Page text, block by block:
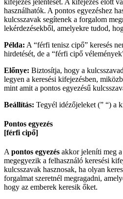
használhatók. A pontos egyezéshez
kulcsszavak segítenek a forgalom
lekérdezésekből, amelyekre tudod,
Példa: A “férfi tenisz cipő” keresés
hirdetését, de a “férfi cipő
Előnye: Biztosítja, hogy a
legyen a keresési kifejezésben,
mint amit a pontos egyezésű
Beállítás: Tegyél idézőjeleket (” “) a
Pontos egyezés
[férfi cipő]
A pontos egyezés akkor jeleníti meg
megegyezik a felhasználó keresési
kulcsszavak hasznosak, ha olyan
forgalmat szeretnél megragadni,
hogy az emberek keresik őket.